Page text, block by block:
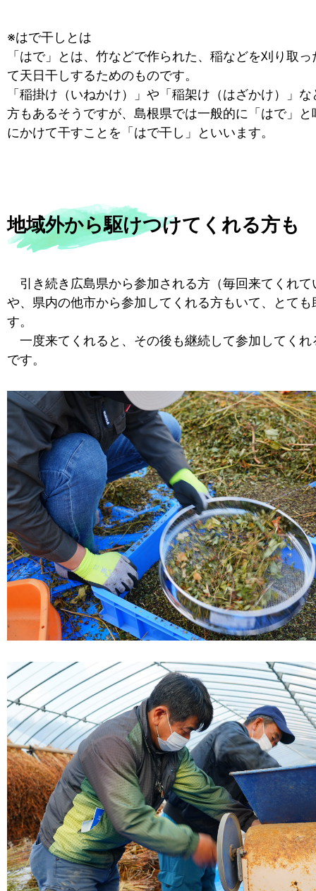
※はで干しとは
「はで」とは、竹などで作られた、稲などを刈り取
て天日干しするためのものです。
「稲掛け（いねかけ）」や「稲架け（はざかけ）」
方もあるそうですが、島根県では一般的に「はで」と
にかけて干すことを「はで干し」といいます。
地域外から駆けつけてくれる方も
引き続き広島県から参加される方（毎回来てくれて
や、県内の他市から参加してくれる方もいて、とても
す。
一度来てくれると、その後も継続して参加してくれ
です。